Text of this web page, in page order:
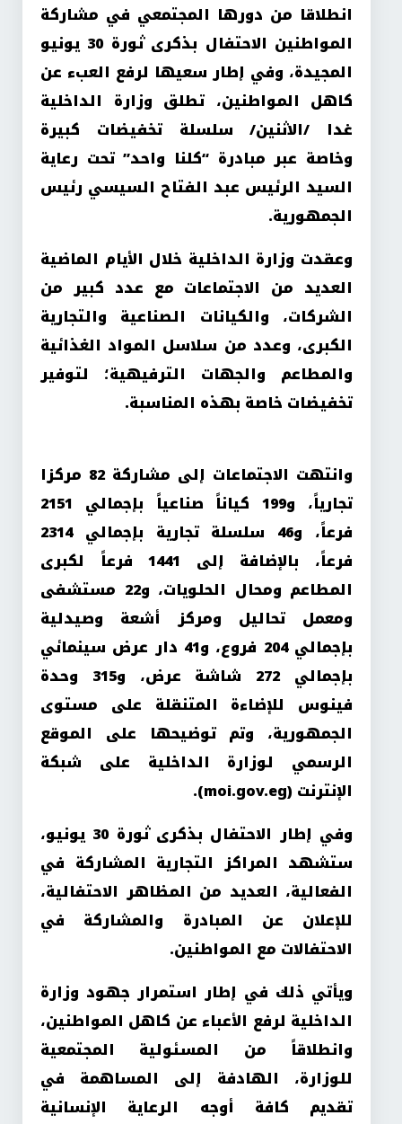
انطلاقا من دورها المجتمعي في مشاركة
المواطنين الاحتفال بذكرى ثورة 30 يونيو
المجيدة، وفي إطار سعيها لرفع العبء عن
كاهل المواطنين، تطلق وزارة الداخلية
غدا /الاثنين/ سلسلة تخفيضات كبيرة
وخاصة عبر مبادرة “كلنا واحد” تحت رعاية
السيد الرئيس عبد الفتاح السيسي رئيس
الجمهورية.
وعقدت وزارة الداخلية خلال الأيام الماضية
العديد من الاجتماعات مع عدد كبير من
الشركات، والكيانات الصناعية والتجارية
الكبرى، وعدد من سلاسل المواد الغذائية
والمطاعم والجهات الترفيهية؛ لتوفير
تخفيضات خاصة بهذه المناسبة.
وانتهت الاجتماعات إلى مشاركة 82 مركزا
تجارياً، و199 كياناً صناعياً بإجمالي 2151
فرعاً، و46 سلسلة تجارية بإجمالي 2314
فرعاً، بالإضافة إلى 1441 فرعاً لكبرى
المطاعم ومحال الحلويات، و22 مستشفى
ومعمل تحاليل ومركز أشعة وصيدلية
بإجمالي 204 فروع، و41 دار عرض سينمائي
بإجمالي 272 شاشة عرض، و315 وحدة
فينوس للإضاءة المتنقلة على مستوى
الجمهورية، وتم توضيحها على الموقع
الرسمي لوزارة الداخلية على شبكة
الإنترنت (moi.gov.eg).
وفي إطار الاحتفال بذكرى ثورة 30 يونيو،
ستشهد المراكز التجارية المشاركة في
الفعالية، العديد من المظاهر الاحتفالية،
للإعلان عن المبادرة والمشاركة في
الاحتفالات مع المواطنين.
ويأتي ذلك في إطار استمرار جهود وزارة
الداخلية لرفع الأعباء عن كاهل المواطنين،
وانطلاقاً من المسئولية المجتمعية
للوزارة، الهادفة إلى المساهمة في
تقديم كافة أوجه الرعاية الإنسانية